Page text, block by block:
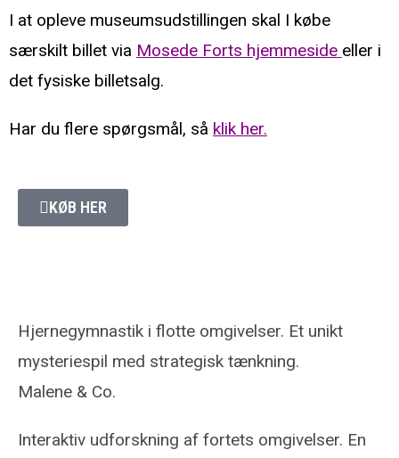
I at opleve museumsudstillingen skal I købe
særskilt billet via Mosede Forts hjemmeside eller i
det fysiske billetsalg.
Har du flere spørgsmål, så klik her.
KØB HER
Hjernegymnastik i flotte omgivelser. Et unikt
mysteriespil med strategisk tænkning.
Malene & Co.
Interaktiv udforskning af fortets omgivelser. En